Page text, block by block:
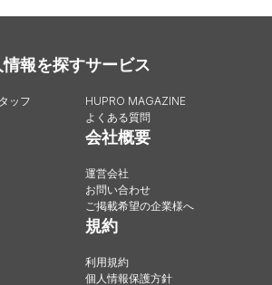
報を探す
ッフ
サービス
HUPRO MAGAZINE
よくある質問
会社概要
運営会社
お問い合わせ
ご掲載希望の企業様へ
規約
利用規約
個人情報保護方針